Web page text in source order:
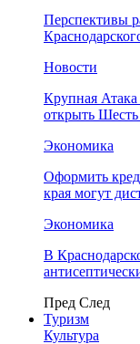
Перспективы
Новости
Крупная
открыть
Экономика
Оформить
края могут
Экономика
В
Пред След
Туризм
Культура